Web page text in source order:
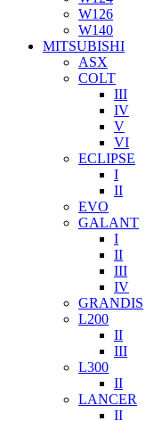
W126
W140
MITSUBISHI
ASX
COLT
III
IV
V
VI
ECLIPSE
I
II
EVO
GALANT
I
II
III
IV
GRANDIS
L200
II
III
L300
II
LANCER
II